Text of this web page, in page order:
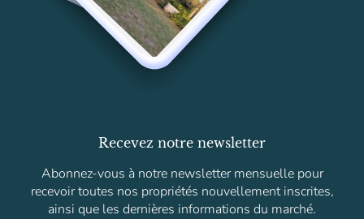
Recevez notre newsletter
Abonnez-vous à notre newsletter mensuelle pour
recevoir toutes nos propriétés nouvellement inscrites,
ainsi que les dernières informations du marché.